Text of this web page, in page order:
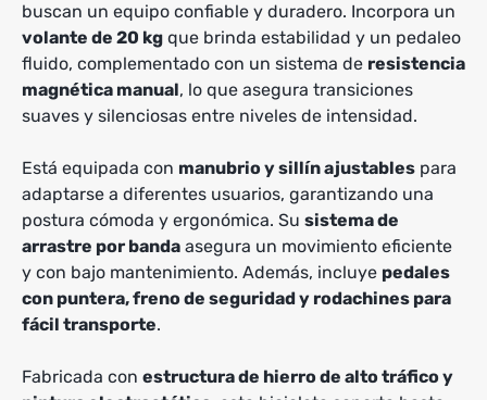
buscan un equipo confiable y duradero. Incorpora un
volante de 20 kg que brinda estabilidad y un pedaleo
fluido, complementado con un sistema de resistencia
magnética manual, lo que asegura transiciones
suaves y silenciosas entre niveles de intensidad.
Está equipada con manubrio y sillín ajustables para
adaptarse a diferentes usuarios, garantizando una
postura cómoda y ergonómica. Su sistema de
arrastre por banda asegura un movimiento eficiente
y con bajo mantenimiento. Además, incluye pedales
con puntera, freno de seguridad y rodachines para
fácil transporte.
Fabricada con estructura de hierro de alto tráfico y